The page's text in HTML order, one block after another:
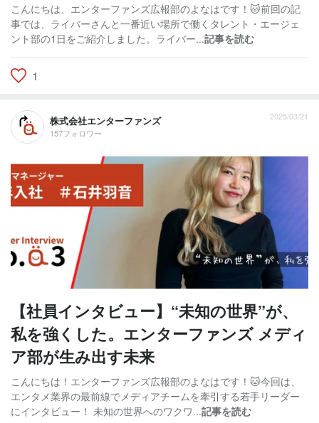
こんにちは、エンターファンズ広報部のよなはです！🐱前回の記
事では、ライバーさんと一番近い場所で働くタレント・エージェ
ント部の1日をご紹介しました。ライバー...記事を読む
1
株式会社エンターファンズ
157フォロワー
2025/03/21
【社員インタビュー】“未知の世界”が、
私を強くした。エンターファンズ メディ
ア部が生み出す未来
こんにちは！エンターファンズ広報部のよなはです！🐱今回は、
エンタメ業界の最前線でメディアチームを牽引する若手リーダー
にインタビュー！ 未知の世界へのワクワ...記事を読む